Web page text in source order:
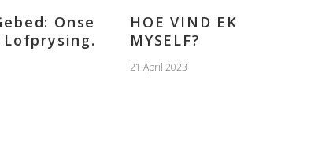
Onse
Lofprysing.
HOE VIND EK
MYSELF?
21 April 2023